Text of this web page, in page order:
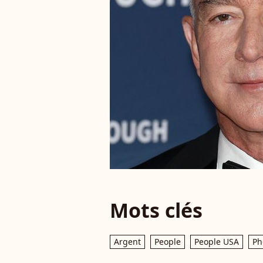
Mots clés
Argent People People USA